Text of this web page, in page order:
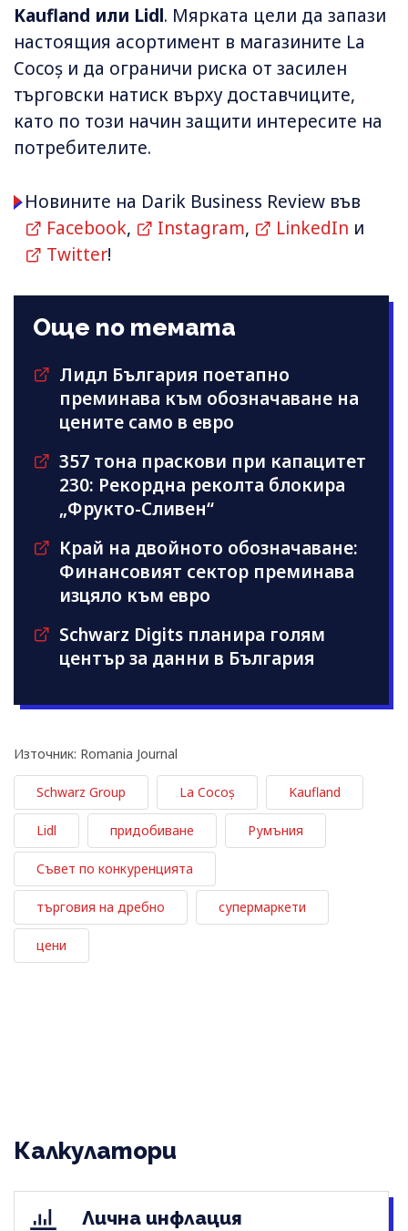
Kaufland или Lidl. Мярката цели да запази
настоящия асортимент в магазините La
Cocoș и да ограничи риска от засилен
търговски натиск върху доставчиците,
като по този начин защити интересите на
потребителите.
Новините на Darik Business Review във
Facebook, Instagram, LinkedIn и
Twitter!
Още по темата
Лидл България поетапно
преминава към обозначаване на
цените само в евро
357 тона праскови при капацитет
230: Рекордна реколта блокира
„Фрукто-Сливен“
Край на двойното обозначаване:
Финансовият сектор преминава
изцяло към евро
Schwarz Digits планира голям
център за данни в България
Източник: Romania Journal
Schwarz Group La Cocoș Kaufland
Lidl придобиване Румъния
Съвет по конкуренцията
търговия на дребно супермаркети
цени
Калкулатори
Лична инфлация